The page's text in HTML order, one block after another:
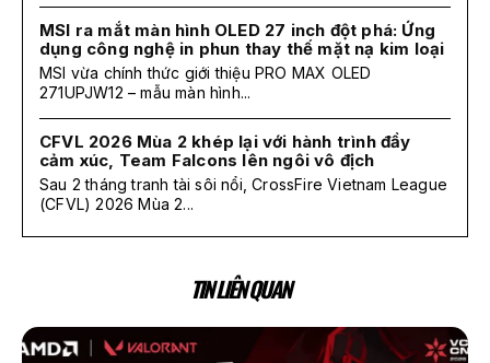
MSI ra mắt màn hình OLED 27 inch đột phá: Ứng
dụng công nghệ in phun thay thế mặt nạ kim loại
MSI vừa chính thức giới thiệu PRO MAX OLED
271UPJW12 – mẫu màn hình...
CFVL 2026 Mùa 2 khép lại với hành trình đầy
cảm xúc, Team Falcons lên ngôi vô địch
Sau 2 tháng tranh tài sôi nổi, CrossFire Vietnam League
(CFVL) 2026 Mùa 2...
TIN LIÊN QUAN